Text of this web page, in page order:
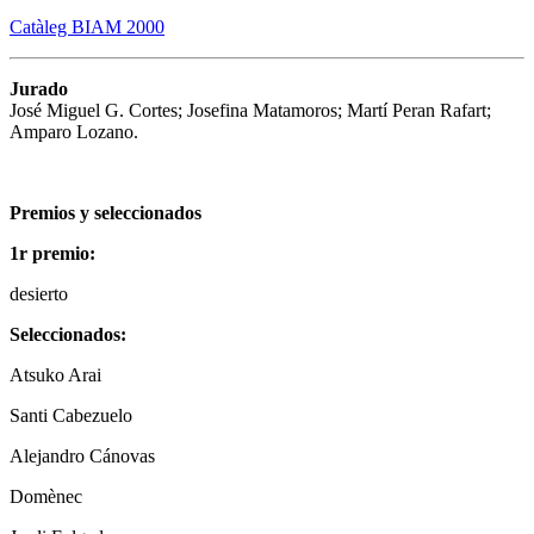
Catàleg BIAM 2000
Jurado
José Miguel G. Cortes; Josefina Matamoros; Martí Peran Rafart;
Amparo Lozano.
Premios y seleccionados
1r premio:
desierto
Seleccionados:
Atsuko Arai
Santi Cabezuelo
Alejandro Cánovas
Domènec